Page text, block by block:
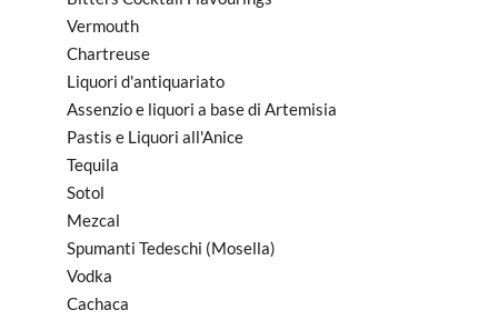
Vermouth
Chartreuse
Liquori d'antiquariato
Assenzio e liquori a base di Artemisia
Pastis e Liquori all'Anice
Tequila
Sotol
Mezcal
Spumanti Tedeschi (Mosella)
Vodka
Cachaca